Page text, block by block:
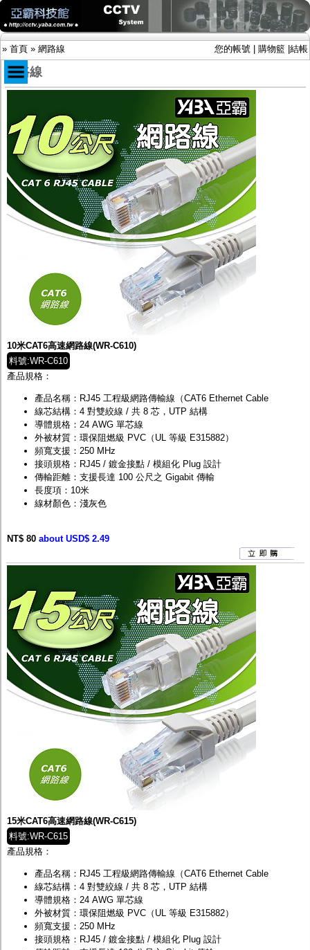
» 首頁 » 網路線 您的帳號 購物籃 結帳
商品目錄
限時促銷特惠專案
IP網路攝影機及錄放影機
AHD DVR數位錄放影機
AHD半球型(適用屋內)
AHD中小型紅外線攝影機(適用騎樓、室內外)
AHD防護罩型攝影機(適用屋外，紅外線照射
距離遠）
AHD特殊功能型攝影機
旋轉型攝影機.旋轉台
投光設備
防護罩及支架
多路攝影機單軸傳輸
監聽器.麥克風
網路設備
視訊轉換設備
雙絞線傳輸器
雜訊改善器
分配放大器
網路線用水晶頭
網路線
懶人線.同軸線.花線
線頭.插座.延長線.HDMI線
集線盒.防水盒.配線盒
變壓器.避雷器
轉接頭
偽裝嚇阻假監視器. 警示防盜貼紙
行車紀錄器.車用插座配件
網路線
10米CAT6高速網路線(WR-C610)
料號:WR-C610
產品規格：
產品名稱：RJ45 工程級網路傳輸線（CAT6 Ethernet Cable
線芯結構：4 對雙絞線 / 共 8 芯，UTP 結構
導體規格：24 AWG 單芯線
外被材質：環保阻燃級 PVC（UL 等級 E315882）
頻寬支援：250 MHz
接頭規格：RJ45 / 鍍金接點 / 模組化 Plug 設計
傳輸距離：支援長達 100 公尺之 Gigabit 傳輸
長度項：10米
線材顏色：淺灰色
NT$ 80 about USD$ 2.49
15米CAT6高速網路線(WR-C615)
料號:WR-C615
產品規格：
產品名稱：RJ45 工程級網路傳輸線（CAT6 Ethernet Cable
線芯結構：4 對雙絞線 / 共 8 芯，UTP 結構
導體規格：24 AWG 單芯線
外被材質：環保阻燃級 PVC（UL 等級 E315882）
頻寬支援：250 MHz
接頭規格：RJ45 / 鍍金接點 / 模組化 Plug 設計